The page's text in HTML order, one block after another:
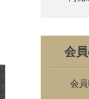
会
会